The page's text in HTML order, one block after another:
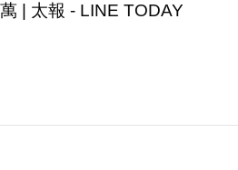
| 太報 - LINE TODAY